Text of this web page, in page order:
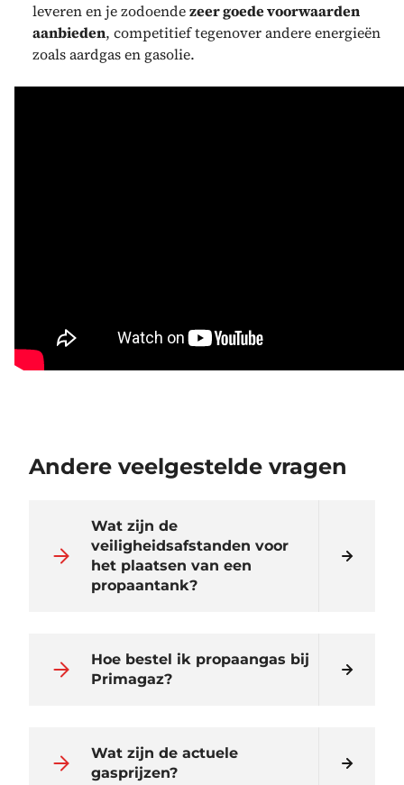
leveren en je zodoendezeer goede voorwaarden
aanbieden, competitief tegenover andere energieën
zoals aardgas en gasolie.
Andere veelgestelde vragen
Wat zijn de
veiligheidsafstanden voor
het plaatsen van een
propaantank?
Hoe bestel ik propaangas bij
Primagaz?
Wat zijn de actuele
gasprijzen?